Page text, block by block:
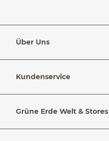
Über Uns
Kundenservice
Grüne Erde Welt & Stores